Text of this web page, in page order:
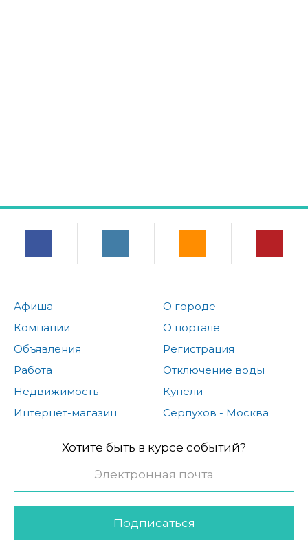
Афиша
Компании
Объявления
Работа
Недвижимость
Интернет-магазин
О городе
О портале
Регистрация
Отключение воды
Купели
Серпухов - Москва
Хотите быть в курсе событий?
Подписаться